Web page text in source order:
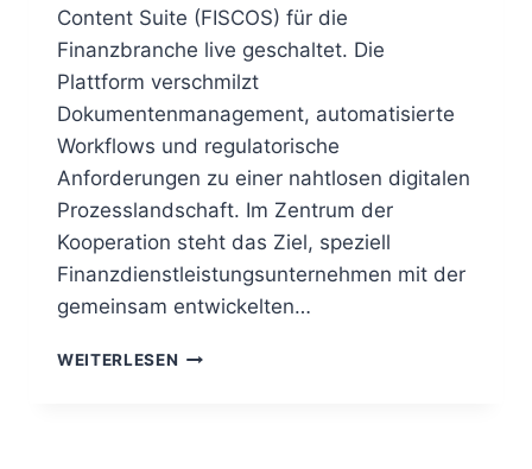
Content Suite (FISCOS) für die
Finanzbranche live geschaltet. Die
Plattform verschmilzt
Dokumentenmanagement, automatisierte
Workflows und regulatorische
Anforderungen zu einer nahtlosen digitalen
Prozesslandschaft. Im Zentrum der
Kooperation steht das Ziel, speziell
Finanzdienstleistungsunternehmen mit der
gemeinsam entwickelten…
WEITERLESEN SOPRA